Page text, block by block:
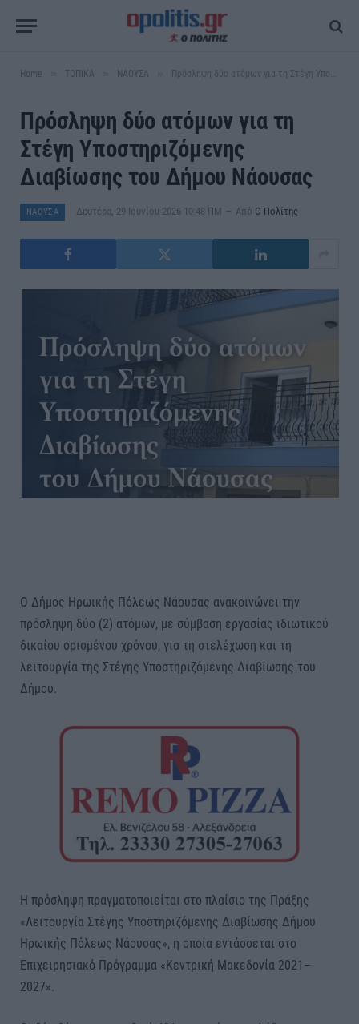
Home ΤΟΠΙΚΑ ΝΑΟΥΣΑ Πρόσληψη δύο ατόμων για τη Στέγη Υποστηριζόμενης Διαβίωσης του Δήμου Νάουσας
Πρόσληψη δύο ατόμων για τη
Στέγη Υποστηριζόμενης
Διαβίωσης του Δήμου Νάουσας
ΝΑΟΥΣΑ Δευτέρα, 29 Ιουνίου 2026 10:48 ΠΜ Από Ο Πολίτης
Ο Δήμος Ηρωικής Πόλεως Νάουσας ανακοινώνει την
πρόσληψη δύο (2) ατόμων, με σύμβαση εργασίας ιδιωτικού
δικαίου ορισμένου χρόνου, για τη στελέχωση και τη
λειτουργία της Στέγης Υποστηριζόμενης Διαβίωσης του
Δήμου.
Η πρόσληψη πραγματοποιείται στο πλαίσιο της Πράξης
«Λειτουργία Στέγης Υποστηριζόμενης Διαβίωσης Δήμου
Ηρωικής Πόλεως Νάουσας», η οποία εντάσσεται στο
Επιχειρησιακό Πρόγραμμα «Κεντρική Μακεδονία 2021–
2027».